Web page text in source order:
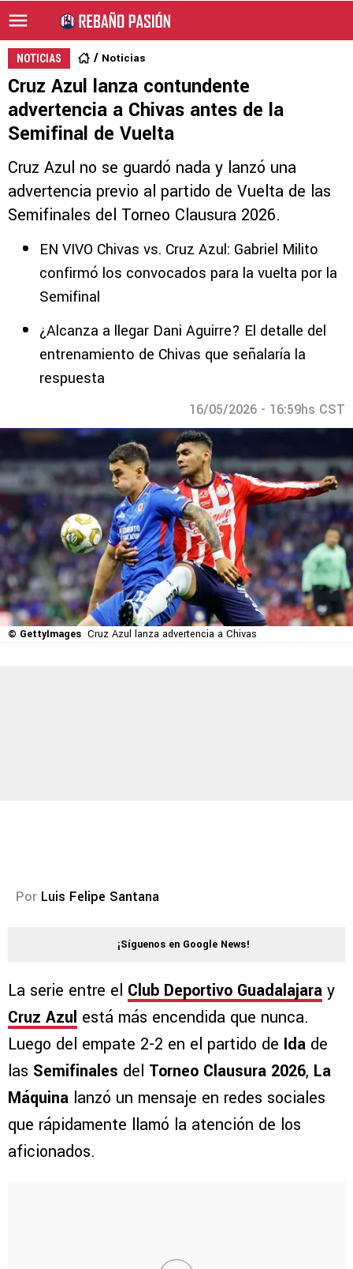
NOTICIAS Noticias
Cruz Azul lanza contundente
advertencia a Chivas antes de la
Semifinal de Vuelta
Cruz Azul no se guardó nada y lanzó una
advertencia previo al partido de Vuelta de las
Semifinales del Torneo Clausura 2026.
EN VIVO Chivas vs. Cruz Azul: Gabriel Milito
confirmó los convocados para la vuelta por la
Semifinal
¿Alcanza a llegar Dani Aguirre? El detalle del
entrenamiento de Chivas que señalaría la
respuesta
16/05/2026 - 16:59hs CST
© GettyImages Cruz Azul lanza advertencia a Chivas
Por Luis Felipe Santana
¡Síguenos en Google News!
La serie entre el Club Deportivo Guadalajara y
Cruz Azul está más encendida que nunca.
Luego del empate 2-2 en el partido de Ida de
las Semifinales del Torneo Clausura 2026, La
Máquina lanzó un mensaje en redes sociales
que rápidamente llamó la atención de los
aficionados.